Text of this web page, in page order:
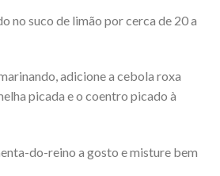
no suco de limão por cerca de 20 a
adicione a cebola roxa
picada e o coentro picado à
do-reino a gosto e misture bem